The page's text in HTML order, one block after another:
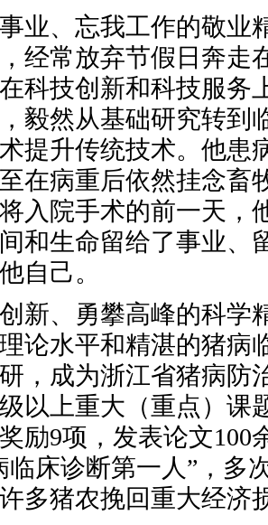
、忘我工作的敬业
经常放弃节假日奔走
科技创新和科技服务
毅然从基础研究转到
提升传统技术。他患
在病重后依然挂念畜
入院手术的前一天，
和生命留给了事业、
自己。
、勇攀高峰的科学
论水平和精湛的猪病
，成为浙江省猪病防
以上重大（重点）课
励9项，发表论文100
临床诊断第一人”，多
多猪农挽回重大经济